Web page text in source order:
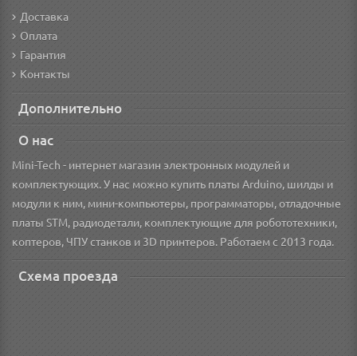
Доставка
Оплата
Гарантия
Контакты
Дополнительно
О нас
Mini-Tech - интернет магазин электронных модулей и
комплектующих. У нас можно купить платы Arduino, шилды и
модули к ним, мини-компьютеры, программаторы, отладочные
платы STM, радиодетали, комплектующие для робототехники,
коптеров, ЧПУ станков и 3D принтеров. Работаем с 2013 года.
Схема проезда